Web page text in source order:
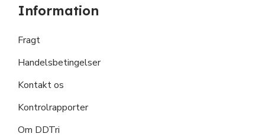
Information
Fragt
Handelsbetingelser
Kontakt os
Kontrolrapporter
Om DDTri